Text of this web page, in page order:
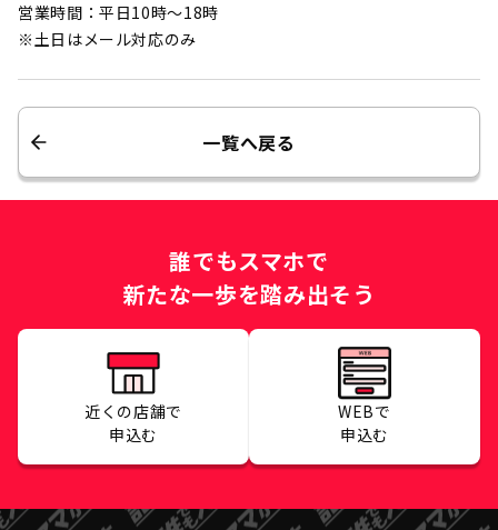
営業時間：平日10時～18時
※土日はメール対応のみ
一覧へ戻る
誰でもスマホで
新たな一歩を踏み出そう
近くの店舗で
申込む
WEBで
申込む